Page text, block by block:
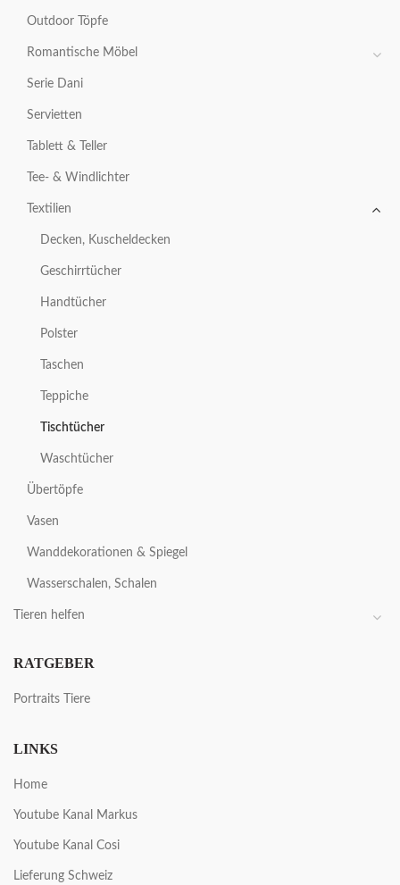
Outdoor Töpfe
Romantische Möbel
Serie Dani
Servietten
Tablett & Teller
Tee- & Windlichter
Textilien
Decken, Kuscheldecken
Geschirrtücher
Handtücher
Polster
Taschen
Teppiche
Tischtücher
Waschtücher
Übertöpfe
Vasen
Wanddekorationen & Spiegel
Wasserschalen, Schalen
Tieren helfen
RATGEBER
Portraits Tiere
LINKS
Home
Youtube Kanal Markus
Youtube Kanal Cosi
Lieferung Schweiz